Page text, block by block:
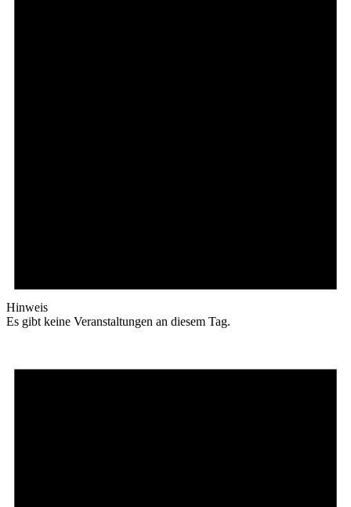
Hinweis
Es gibt keine Veranstaltungen an diesem Tag.